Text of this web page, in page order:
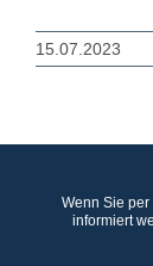
15.07.2023
Wenn Sie
informiert